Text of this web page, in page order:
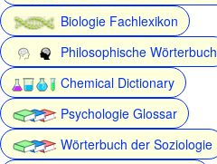
Biologie Fachlexikon
Philosophische Wörterbuch
Chemical Dictionary
Psychologie Glossar
Wörterbuch der Soziologie